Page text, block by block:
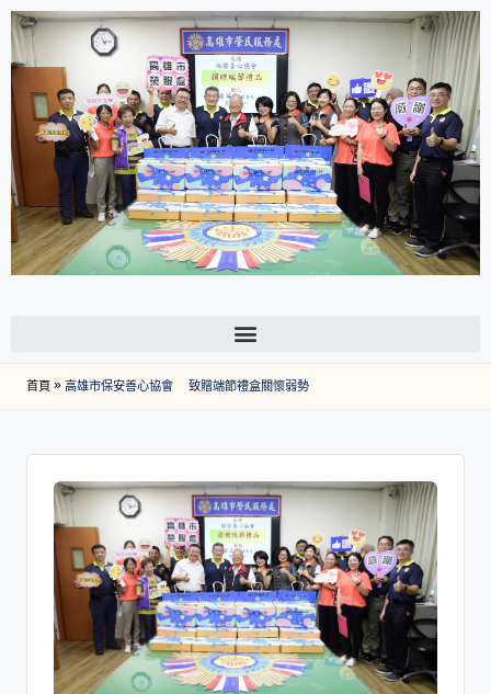
首頁»高雄市保安善心協會 致贈端節禮盒關懷弱勢